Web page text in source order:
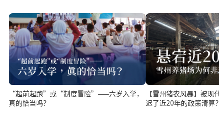
“超前起跑”或“制度冒险”——六岁入学，
真的恰当吗？
【雪州猪农风暴】被
迟了近20年的政策清算